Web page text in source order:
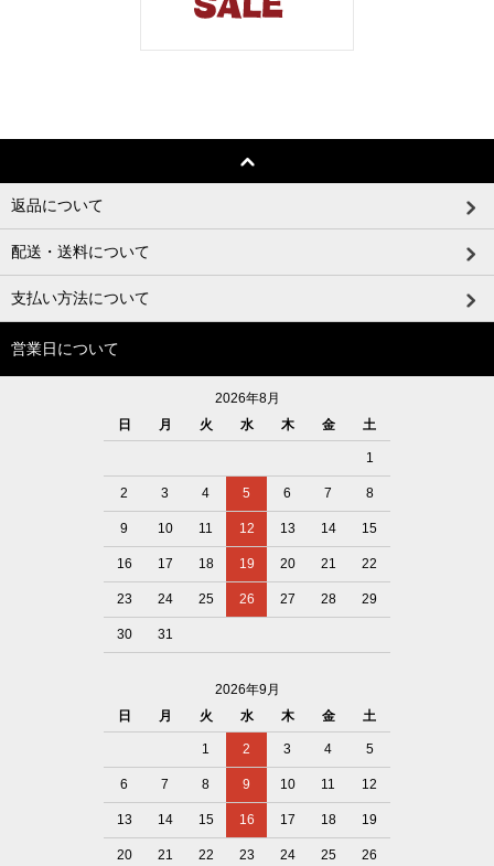
返品について
配送・送料について
支払い方法について
営業日について
2026年8月
日
月 火 水 木 金 土
1
2 3 4 5 6 7 8
9 10 11 12 13 14 15
16 17 18 19 20 21 22
23 24 25 26 27 28 29
30 31
2026年9月
日
月 火 水 木 金 土
1 2 3 4 5
6 7 8 9 10 11 12
13 14 15 16 17 18 19
20 21 22 23 24 25 26